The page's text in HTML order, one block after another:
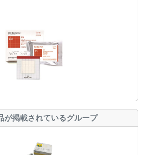
が掲載されているグループ